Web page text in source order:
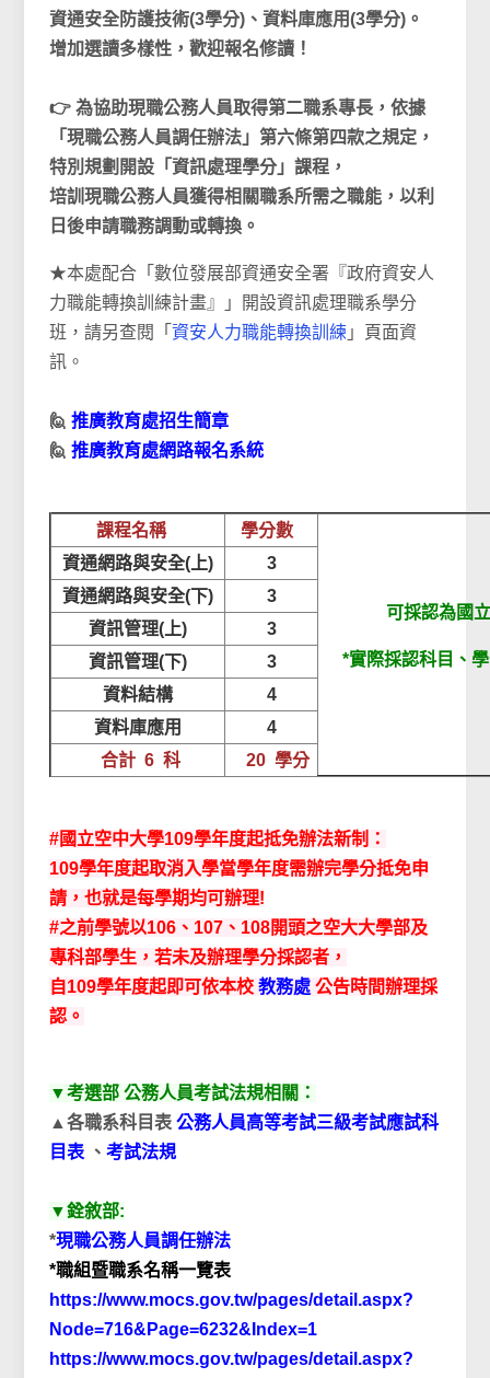
資通安全防護技術(3學分)、資料庫應用(3學分)。
增加選讀多樣性，歡迎報名修讀！
👉 為協助現職公務人員取得第二職系專長，依據
「現職公務人員調任辦法」第六條第四款之規定，
特別規劃開設「資訊處理學分」課程，
培訓現職公務人員獲得相關職系所需之職能，以利
日後申請職務調動或轉換。
★本處配合「數位發展部資通安全署『政府資安人
力職能轉換訓練計畫』」開設資訊處理職系學分
班，請另查閱「資安人力職能轉換訓練 」頁面資
訊。
🙋推廣教育處招生簡章
🙋推廣教育處網路報名系統
課程名稱 學分數
可採認為國
*實際採認科目、
資通網路與安全(上)
3
資通網路與安全(下)
3
資訊管理(上)
3
資訊管理(下)
3
資料結構
4
資料庫應用
4
合計 6 科
20 學分
#國立空中大學109學年度起抵免辦法新制：
109學年度起取消入學當學年度需辦完學分抵免申
請，也就是每學期均可辦理!
#之前學號以106、107、108開頭之空大大學部及
專科部學生，若未及辦理學分採認者，
自109學年度起即可依本校教務處 公告時間辦理採
認。
▼考選部 公務人員考試法規相關：
▲各職系科目表公務人員高等考試三級考試應試科
目表 、考試法規
▼銓敘部:
*現職公務人員調任辦法
*職組暨職系名稱一覽表
https://www.mocs.gov.tw/pages/detail.aspx?
Node=716&Page=6232&Index=1
https://www.mocs.gov.tw/pages/detail.aspx?